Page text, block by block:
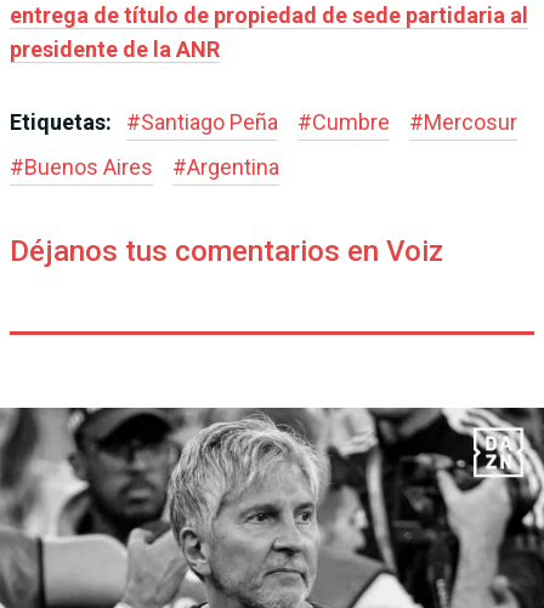
entrega de título de propiedad de sede partidaria al
presidente de la ANR
Etiquetas: #Santiago Peña #Cumbre #Mercosur
#Buenos Aires #Argentina
Déjanos tus comentarios en Voiz